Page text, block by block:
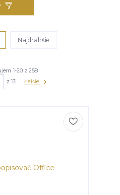
Najdrahšie
1-20 z 258
z 13 ďalšie